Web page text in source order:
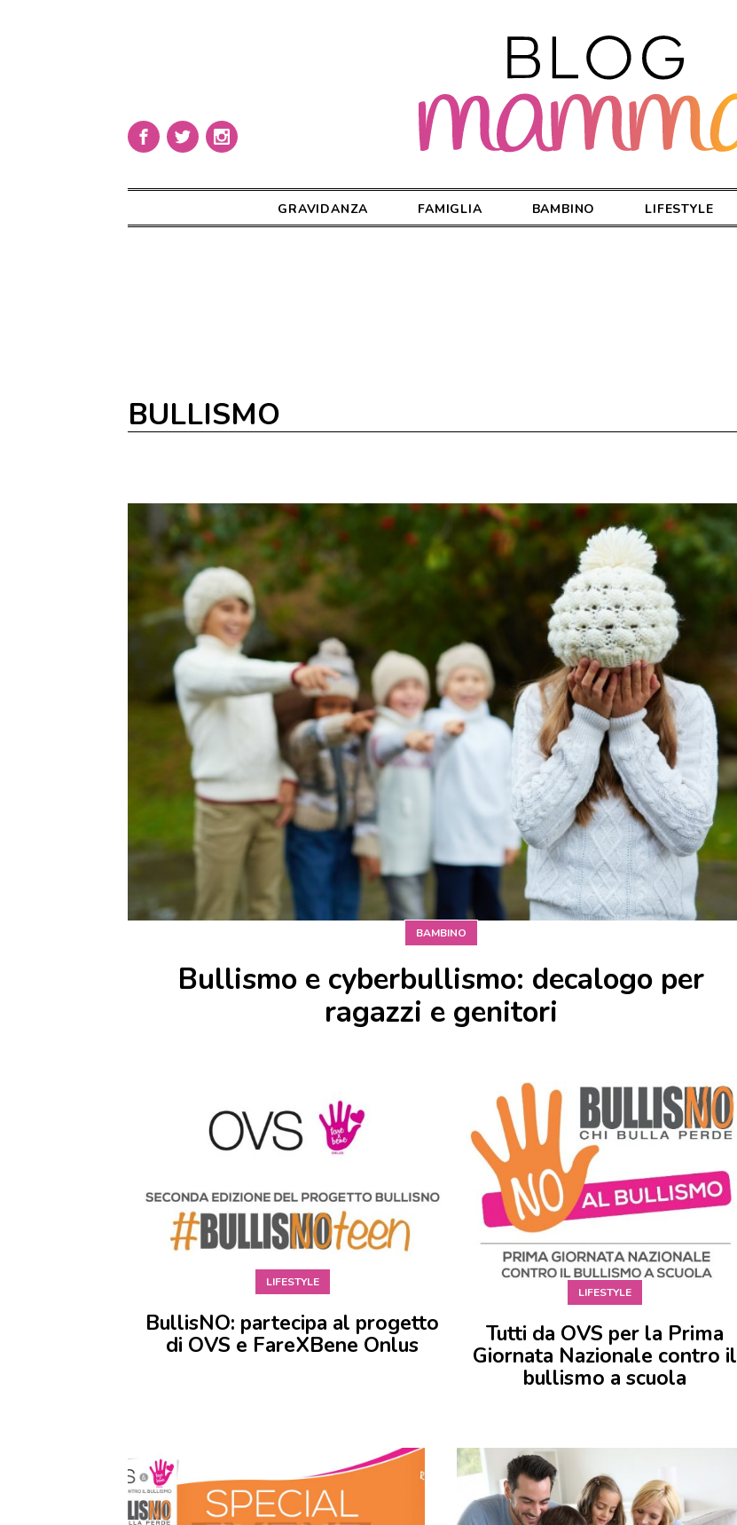
GRAVIDANZA FAMIGLIA BAMBINO LIFESTYLE
BULLISMO
BAMBINO
Bullismo e cyberbullismo: decalogo per
ragazzi e genitori
LIFESTYLE
BullisNO: partecipa al progetto
di OVS e FareXBene Onlus
LIFESTYLE
Tutti da OVS per la Prima
Giornata Nazionale contro il
bullismo a scuola